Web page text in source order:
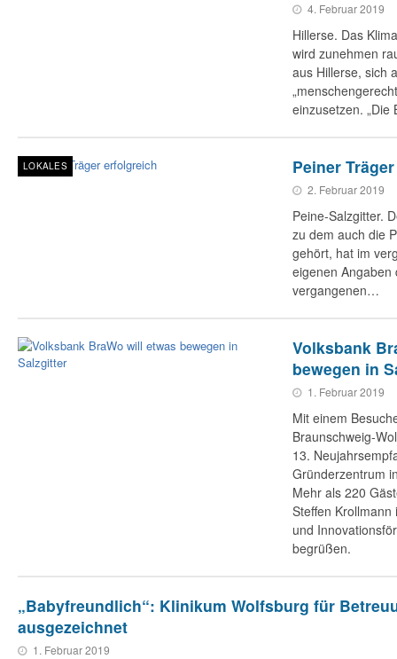
4. Februar 2019
Hillerse. Das
wird zunehmen
aus Hillerse, sich
einzusetzen.
LOKALES Peiner
2. Februar 2019
Peine-Salzgitter.
zu dem auch die
gehört, hat im
eigenen Angaben
vergangenen…
Volksbank
bewegen in
1. Februar 2019
Mit einem
Braunschweig-
13.
Gründerzentrum
Mehr als 220
Steffen
und
begrüßen.
„Babyfreundlich“: Klinikum Wolfsburg für
ausgezeichnet
1. Februar 2019